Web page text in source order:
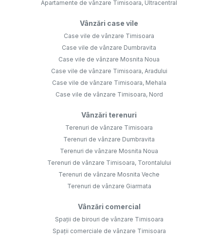
Apartamente de vânzare Timisoara, Ultracentral
Vânzări case vile
Case vile de vânzare Timisoara
Case vile de vânzare Dumbravita
Case vile de vânzare Mosnita Noua
Case vile de vânzare Timisoara, Aradului
Case vile de vânzare Timisoara, Mehala
Case vile de vânzare Timisoara, Nord
Vânzări terenuri
Terenuri de vânzare Timisoara
Terenuri de vânzare Dumbravita
Terenuri de vânzare Mosnita Noua
Terenuri de vânzare Timisoara, Torontalului
Terenuri de vânzare Mosnita Veche
Terenuri de vânzare Giarmata
Vânzări comercial
Spații de birouri de vânzare Timisoara
Spații comerciale de vânzare Timisoara